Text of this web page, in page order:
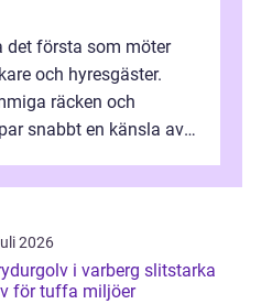
det första som möter
och hyresgäster.
räcken och
snabbt en känsla av
2026
i varberg slitstarka
för tuffa miljöer